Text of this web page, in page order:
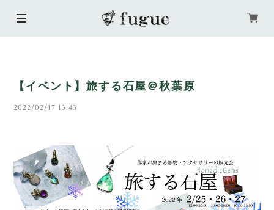
【イベント】旅する石屋＠秋葉原
2022/02/17 13:43